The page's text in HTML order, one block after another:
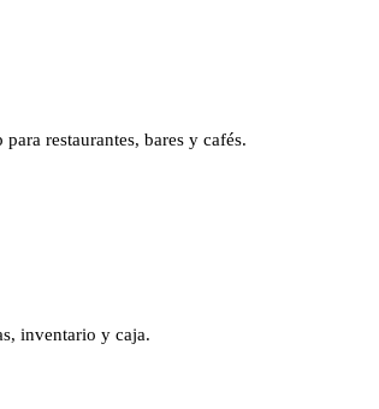
restaurantes, bares y cafés.
inventario y caja.